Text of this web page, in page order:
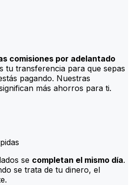
comisiones por adelantado
tu transferencia para que sepas
pagando. Nuestras
más ahorros para ti.
se completan el mismo día.
se trata de tu dinero, el